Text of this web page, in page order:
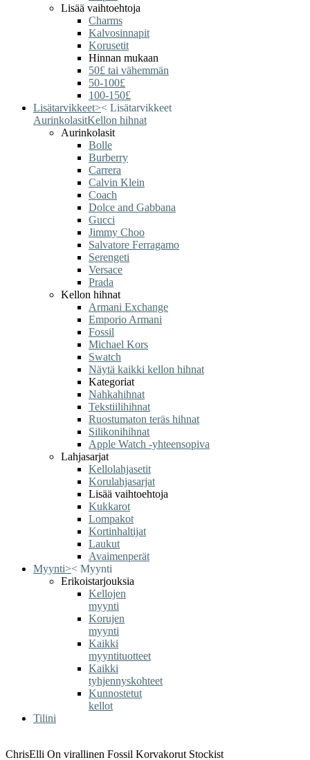
Lisää vaihtoehtoja
Charms
Kalvosinnapit
Korusetit
Hinnan mukaan
50£ tai vähemmän
50-100£
100-150£
Lisätarvikkeet>< Lisätarvikkeet
AurinkolasitKellon hihnat
Aurinkolasit
Bolle
Burberry
Carrera
Calvin Klein
Coach
Dolce and Gabbana
Gucci
Jimmy Choo
Salvatore Ferragamo
Serengeti
Versace
Prada
Kellon hihnat
Armani Exchange
Emporio Armani
Fossil
Michael Kors
Swatch
Näytä kaikki kellon hihnat
Kategoriat
Nahkahihnat
Tekstiilihihnat
Ruostumaton teräs hihnat
Silikonihihnat
Apple Watch -yhteensopiva
Lahjasarjat
Kellolahjasetit
Korulahjasarjat
Lisää vaihtoehtoja
Kukkarot
Lompakot
Kortinhaltijat
Laukut
Avaimenperät
Myynti>< Myynti
Erikoistarjouksia
Kellojen
myynti
Korujen
myynti
Kaikki
myyntituotteet
Kaikki
tyhjennyskohteet
Kunnostetut
kellot
Tilini
ChrisElli On virallinen Fossil Korvakorut Stockist